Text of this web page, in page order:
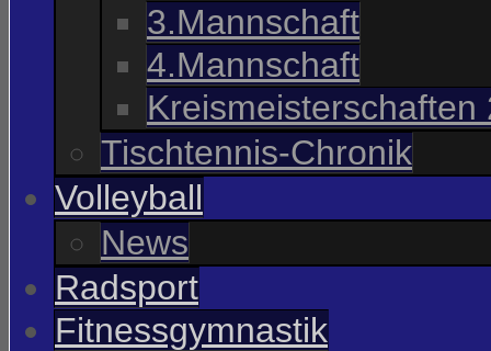
3.Mannschaft
4.Mannschaft
Kreismeisterschaften
Tischtennis-Chronik
Volleyball
News
Radsport
Fitnessgymnastik